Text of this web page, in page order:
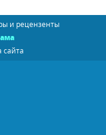
и рецензенты
сайта